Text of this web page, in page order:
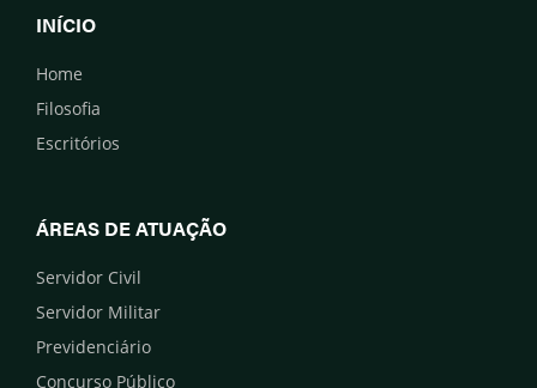
INÍCIO
Home
Filosofia
Escritórios
ÁREAS DE ATUAÇÃO
Servidor Civil
Servidor Militar
Previdenciário
Concurso Público